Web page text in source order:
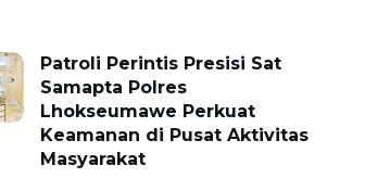
Patroli Perintis Presisi Sat
Samapta Polres
Lhokseumawe Perkuat
Keamanan di Pusat Aktivitas
Masyarakat